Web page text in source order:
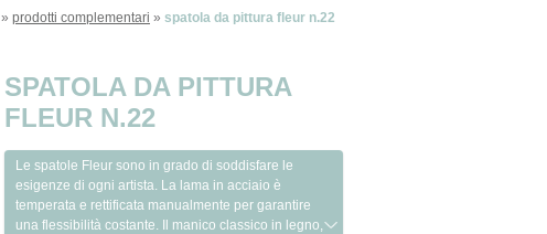
» prodotti complementari » spatola da pittura fleur n.22
SPATOLA DA PITTURA
FLEUR N.22
Le spatole Fleur sono in grado di soddisfare le
esigenze di ogni artista. La lama in acciaio è
temperata e rettificata manualmente per garantire
una flessibilità costante. Il manico classico in legno,